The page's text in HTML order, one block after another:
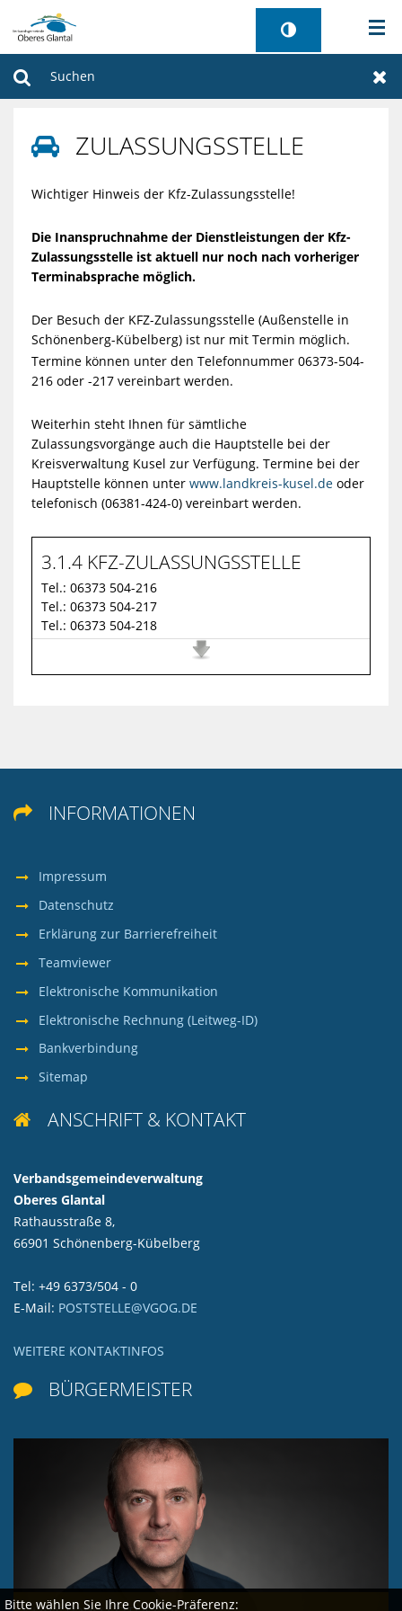
AKTUELLES
GEMEINDEN
TOURISMUS
SANIERUNG FREIBAD
 ZULASSUNGSSTELLE
Wichtiger Hinweis der Kfz-Zulassungsstelle!
Die Inanspruchnahme der Dienstleistungen der Kfz-
Zulassungsstelle ist aktuell nur noch nach vorheriger
Terminabsprache möglich.
Der Besuch der KFZ-Zulassungsstelle (Außenstelle in
Schönenberg-Kübelberg) ist nur mit Termin möglich.
Termine können unter den Telefonnummer 06373-504-
216 oder -217 vereinbart werden.
Weiterhin steht Ihnen für sämtliche
Zulassungsvorgänge auch die Hauptstelle bei der
Kreisverwaltung Kusel zur Verfügung. Termine bei der
Hauptstelle können unter www.landkreis-kusel.deoder
telefonisch (06381-424-0) vereinbart werden.
3.1.4 KFZ-ZULASSUNGSSTELLE
Tel.: 06373 504-216
Tel.: 06373 504-217
Tel.: 06373 504-218
Fax:06373 504-22222
poststelle@vgog.de
POSTADRESSE
66901 Schönenberg-Kübelberg
Donnerstag
Montag -
Mittwoch
15:00
Donnerstag
Freitag
08:00 -
11:30
 INFORMATIONEN
Impressum
Datenschutz
Erklärung zur Barrierefreiheit
Teamviewer
Elektronische Kommunikation
Elektronische Rechnung (Leitweg-ID)
Bankverbindung
Sitemap
 ANSCHRIFT & KONTAKT
Verbandsgemeindeverwaltung
Oberes Glantal
Rathausstraße 8,
66901 Schönenberg-Kübelberg
Tel: +49 6373/504 - 0
E-Mail: POSTSTELLE@VGOG.DE
WEITERE KONTAKTINFOS
 BÜRGERMEISTER
Bitte wählen Sie Ihre Cookie-Präferenz: